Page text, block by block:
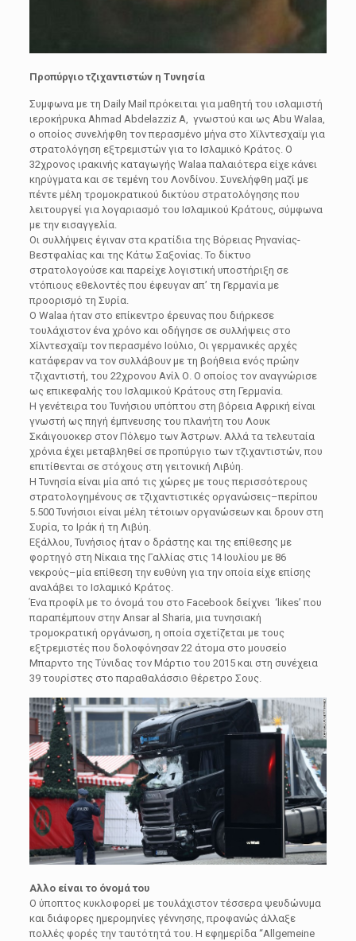
Προπύργιο τζιχαντιστών η Τυνησία
Συμφωνα με τη Daily Mail πρόκειται για μαθητή του ισλαμιστή
ιεροκήρυκα Ahmad Abdelazziz A, γνωστού και ως Αbu Walaa,
ο οποίος συνελήφθη τον περασμένο μήνα στο Χϊλντεσχαϊμ για
στρατολόγηση εξτρεμιστών για το Ισλαμικό Κράτος. Ο
32χρονος ιρακινής καταγωγής Walaa παλαιότερα είχε κάνει
κηρύγματα και σε τεμένη του Λονδίνου. Συνελήφθη μαζί με
πέντε μέλη τρομοκρατικού δικτύου στρατολόγησης που
λειτουργεί για λογαριασμό του Ισλαμικού Κράτους, σύμφωνα
με την εισαγγελία.
Οι συλλήψεις έγιναν στα κρατίδια της Βόρειας Ρηνανίας-
Βεστφαλίας και της Κάτω Σαξονίας. Το δίκτυο
στρατολογούσε και παρείχε λογιστική υποστήριξη σε
ντόπιους εθελοντές που έφευγαν απ’ τη Γερμανία με
προορισμό τη Συρία.
Ο Walaa ήταν στο επίκεντρο έρευνας που διήρκεσε
τουλάχιστον ένα χρόνο και οδήγησε σε συλλήψεις στο
Χίλντεσχαϊμ τον περασμένο Ιούλιο, Οι γερμανικές αρχές
κατάφεραν να τον συλλάβουν με τη βοήθεια ενός πρώην
τζιχαντιστή, του 22χρονου Ανίλ Ο. Ο οποίος τον αναγνώρισε
ως επικεφαλής του Ισλαμικού Κράτους στη Γερμανία.
Η γενέτειρα του Τυνήσιου υπόπτου στη βόρεια Αφρική είναι
γνωστή ως πηγή έμπνευσης του πλανήτη του Λουκ
Σκάιγουοκερ στον Πόλεμο των Άστρων. Αλλά τα τελευταία
χρόνια έχει μεταβληθεί σε προπύργιο των τζιχαντιστών, που
επιτίθενται σε στόχους στη γειτονική Λιβύη.
Η Τυνησία είναι μία από τις χώρες με τους περισσότερους
στρατολογημένους σε τζιχαντιστικές οργανώσεις–περίπου
5.500 Τυνήσιοι είναι μέλη τέτοιων οργανώσεων και δρουν στη
Συρία, το Ιράκ ή τη Λιβύη.
Εξάλλου, Τυνήσιος ήταν ο δράστης και της επίθεσης με
φορτηγό στη Νίκαια της Γαλλίας στις 14 Ιουλίου με 86
νεκρούς–μία επίθεση την ευθύνη για την οποία είχε επίσης
αναλάβει το Ισλαμικό Κράτος.
Ένα προφίλ με το όνομά του στο Facebook δείχνει ‘likes’ που
παραπέμπουν στην Ansar al Sharia, μια τυνησιακή
τρομοκρατική οργάνωση, η οποία σχετίζεται με τους
εξτρεμιστές που δολοφόνησαν 22 άτομα στο μουσείο
Μπαρντο της Τύνιδας τον Μάρτιο του 2015 και στη συνέχεια
39 τουρίστες στο παραθαλάσσιο θέρετρο Σους.
Αλλο είναι το όνομά του
Ο ύποπτος κυκλοφορεί με τουλάχιστον τέσσερα ψευδώνυμα
και διάφορες ημερομηνίες γέννησης, προφανώς άλλαξε
πολλές φορές την ταυτότητά του. Η εφημερίδα “Allgemeine